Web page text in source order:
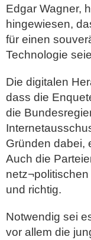
Edgar Wagner,
hingewiesen,
für einen
Technologie
Die digitalen
dass die
die
Gründen dabei,
Auch die
und richtig.
Notwendig sei
vor allem die